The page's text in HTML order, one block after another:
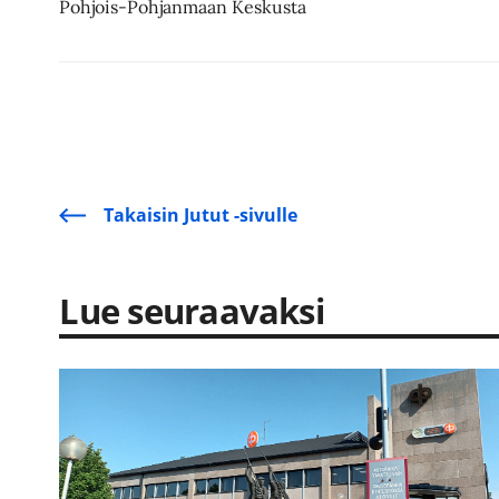
Pohjois-Pohjanmaan Keskusta
Takaisin Jutut -sivulle
Lue seuraavaksi